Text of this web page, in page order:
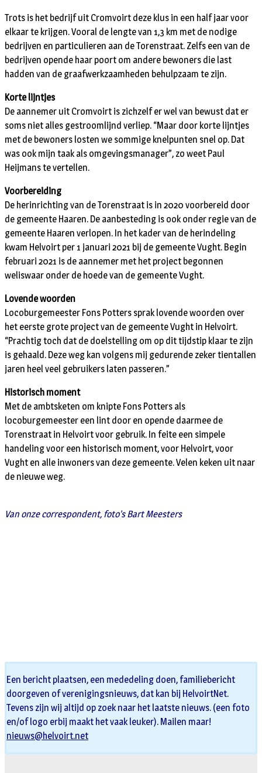
Trots is het bedrijf uit Cromvoirt deze klus in een half jaar voor
elkaar te krijgen. Vooral de lengte van 1,3 km met de nodige
bedrijven en particulieren aan de Torenstraat. Zelfs een van de
bedrijven opende haar poort om andere bewoners die last
hadden van de graafwerkzaamheden behulpzaam te zijn.
Korte lijntjes
De aannemer uit Cromvoirt is zichzelf er wel van bewust dat er
soms niet alles gestroomlijnd verliep. “Maar door korte lijntjes
met de bewoners losten we sommige knelpunten snel op. Dat
was ook mijn taak als omgevingsmanager”, zo weet Paul
Heijmans te vertellen.
Voorbereiding
De herinrichting van de Torenstraat is in 2020 voorbereid door
de gemeente Haaren. De aanbesteding is ook onder regie van de
gemeente Haaren verlopen. In het kader van de herindeling
kwam Helvoirt per 1 januari 2021 bij de gemeente Vught. Begin
februari 2021 is de aannemer met het project begonnen
weliswaar onder de hoede van de gemeente Vught.
Lovende woorden
Locoburgemeester Fons Potters sprak lovende woorden over
het eerste grote project van de gemeente Vught in Helvoirt.
“Prachtig toch dat de doelstelling om op dit tijdstip klaar te zijn
is gehaald. Deze weg kan volgens mij gedurende zeker tientallen
jaren heel veel gebruikers laten passeren.”
Historisch moment
Met de ambtsketen om knipte Fons Potters als
locoburgemeester een lint door en opende daarmee de
Torenstraat in Helvoirt voor gebruik. In feite een simpele
handeling voor een historisch moment, voor Helvoirt, voor
Vught en alle inwoners van deze gemeente. Velen keken uit naar
de nieuwe weg.
Van onze correspondent, foto’s Bart Meesters
Een bericht plaatsen, een mededeling doen, familiebericht
doorgeven of verenigingsnieuws, dat kan bij HelvoirtNet.
Tevens zijn wij altijd op zoek naar het laatste nieuws. (een foto
en/of logo erbij maakt het vaak leuker). Mailen maar!
nieuws@helvoirt.net